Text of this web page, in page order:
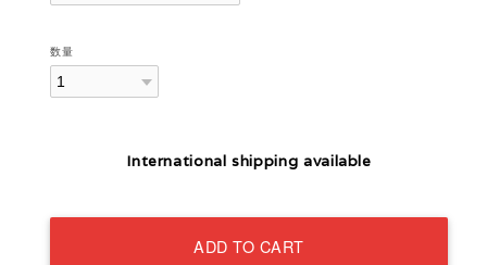
数量
International shipping available
ADD TO CART